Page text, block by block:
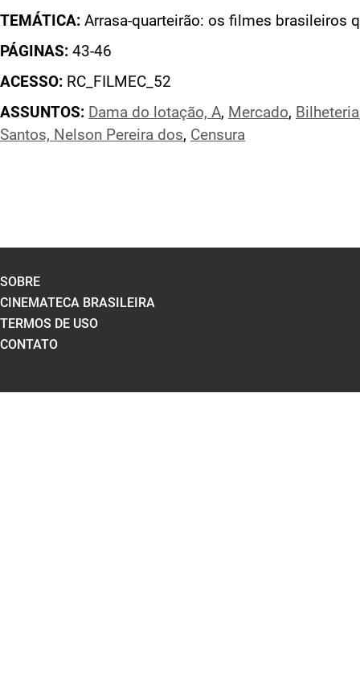
TEMÁTICA: Arrasa-quarteirão: os filmes brasileiros
PÁGINAS: 43-46
ACESSO: RC_FILMEC_52
ASSUNTOS: Dama do lotação, A, Mercado, Bilheteria
Santos, Nelson Pereira dos, Censura
SOBRE
CINEMATECA BRASILEIRA
TERMOS DE USO
CONTATO